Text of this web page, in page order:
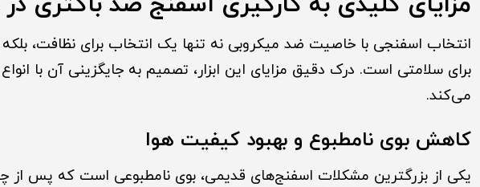
انتخاب اسفنجی با خاصیت ضد میکروبی نه تنها یک انتخاب برای نظافت،
برای سلامتی است. درک دقیق مزایای این ابزار، تصمیم به جایگزینی آن با
می‌کند.
کاهش بوی نامطبوع و بهبود کیفیت هوا
یکی از بزرگترین مشکلات اسفنج‌های قدیمی، بوی نامطبوعی است که پس از